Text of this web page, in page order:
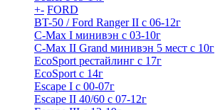
+- FORD
BT-50 / Ford Ranger II с 06-12г
C-Max I минивэн с 03-10г
C-Max II Grand минивэн 5 мест с 10г
EcoSport рестайлинг с 17г
EcoSport с 14г
Escape I с 00-07г
Escape II 40/60 с 07-12г